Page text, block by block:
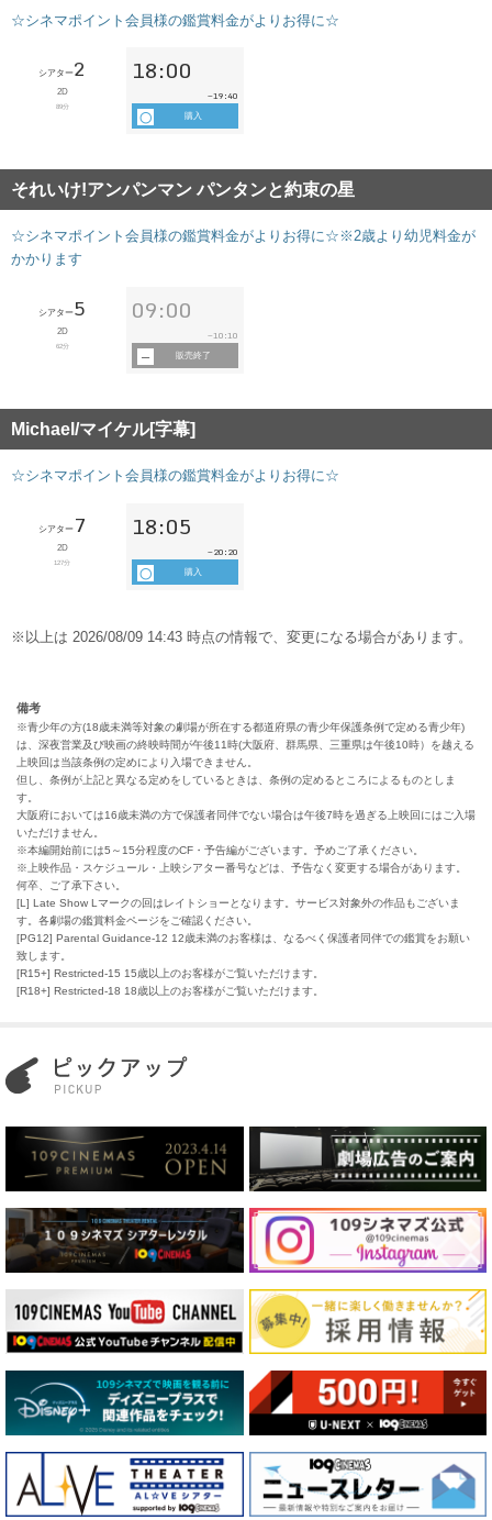
備考
※青少年の方(18歳未満等対象の劇場が所在する都道府県の青少年保護条例で定める青少年)
は、深夜営業及び映画の終映時間が午後11時(大阪府、群馬県、三重県は午後10時）を越える
上映回は当該条例の定めにより入場できません。
但し、条例が上記と異なる定めをしているときは、条例の定めるところによるものとしま
す。
大阪府においては16歳未満の方で保護者同伴でない場合は午後7時を過ぎる上映回にはご入場
いただけません。
※本編開始前には5～15分程度のCF・予告編がございます。予めご了承ください。
※上映作品・スケジュール・上映シアター番号などは、予告なく変更する場合があります。
何卒、ご了承下さい。
[L] Late Show Lマークの回はレイトショーとなります。サービス対象外の作品もございま
す。各劇場の鑑賞料金ページをご確認ください。
[PG12] Parental Guidance-12 12歳未満のお客様は、なるべく保護者同伴での鑑賞をお願い
致します。
[R15+] Restricted-15 15歳以上のお客様がご覧いただけます。
[R18+] Restricted-18 18歳以上のお客様がご覧いただけます。